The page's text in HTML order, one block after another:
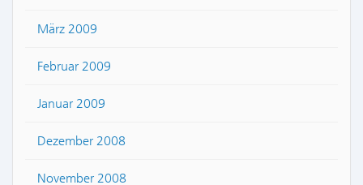
März 2009
Februar 2009
Januar 2009
Dezember 2008
November 2008